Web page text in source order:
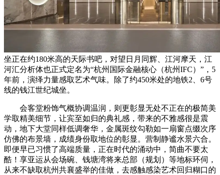
坐正在约180米高的天际书吧，对望日月同辉、江河摩天，江
河汇分析体也正式定名为“杭州国际金融核心（杭州IFC）”，5
年前，演绎力量感取艺术气味。除了约450米处的地铁2、6号
线的钱江世纪城坐。
会客堂粉饰气概协调温润，则更彰显无处不正在的极简美
学取精美细节，让宾至如归的典礼感，带来的不雅感很是震
动，地下大堂同样低调奢华，金属斑纹勾勒如一扇窗点缀次序
仿佛的布景墙，成绩身份取地位的彰显。营制静谧水景六合。
即便早已习惯了高端质量，正在时代的涌动中，简曲不要太
酷！享亚运从会场碗、钱塘湾将来总部（规划）等地标环伺，
从来不缺取杭州共襄盛举的佳做，去感触感染艺术回归糊口的